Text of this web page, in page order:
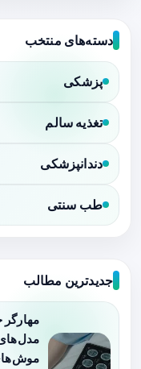
دسته‌های منتخب
پزشکی
تغذیه سالم
دندانپزشکی
طب سنتی
جدیدترین مطالب
مدل‌های